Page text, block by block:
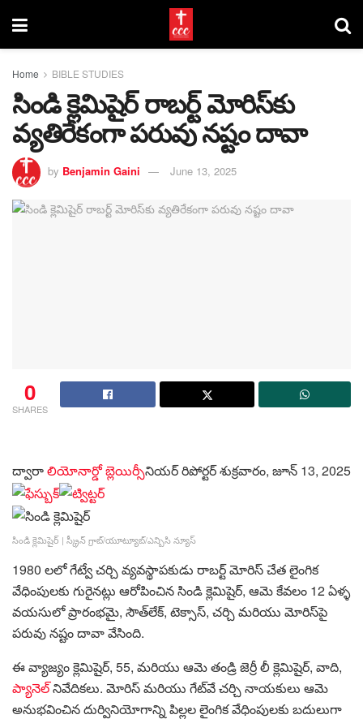
Home BIBLE STUDIES
సిండి క్లెమిషైర్ రాబర్ట్ మోరిస్‌కు
వ్యతిరేకంగా పరువు నష్టం దావా
by Benjamin Gaini June 13, 2025
0
SHARES
ద్వారాలియోనార్డో బ్లెయిర్సీనియర్ రిపోర్టర్శుక్రవారం, జూన్ 13, 2025
సిండి క్లెమిషైర్ | స్క్రీన్ గ్రాబ్/యూట్యూబ్/ఎన్బిసి న్యూస్
1980 లలో గేట్వే చర్చి వ్యవస్థాపకుడు రాబర్ట్ మోరిస్ చేత లైంగిక
వేధింపులకు గురైనట్లు ఆరోపించిన సిండి క్లెమిషైర్, ఆమె కేవలం 12 ఏళ్ళ
వయసులో ప్రారంభమై, సౌత్‌లేక్, టెక్సాస్, చర్చి మరియు మోరిస్‌పై
పరువు నష్టం దావా వేసింది.
ఈ వ్యాజ్యం క్లెమిషైర్, 55, మరియు ఆమె తండ్రి జెర్రీ లీ క్లెమిషైర్, వాది,
ప్యానెల్నివేదికలు. మోరిస్ మరియు గేట్‌వే చర్చి నాయకులు ఆమె
అనుభవించిన దుర్వినియోగాన్ని పిల్లల లైంగిక వేధింపులకు బదులుగా